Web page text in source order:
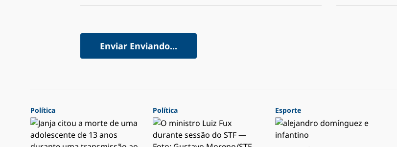
Enviar Enviando...
Política Política Esporte